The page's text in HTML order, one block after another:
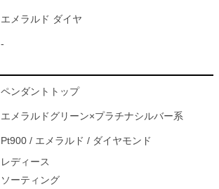
エメラルド ダイヤ
-
ペンダントトップ
エメラルドグリーン×プラチナシルバー系
Pt900 / エメラルド / ダイヤモンド
レディース
ソーティング